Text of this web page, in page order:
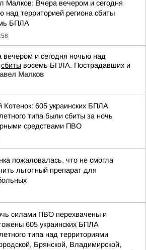
Малков: Вчера вечером и сегодня
над территорией региона сбиты
БПЛА
и сегодня ночью над
сбиты восемь БПЛА. Пострадавших и
Малков
605 украинских БПЛА
типа были сбиты за ночь
средствами ПВО
пожаловалась, что не смогла
льготный препарат для
силами ПВО перехвачены и
605 украинских БПЛА
типа над территориями
Брянской, Владимирской,